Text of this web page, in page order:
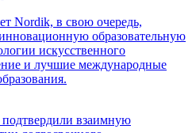
Nordik, в свою очередь,
образовательную
искусственного
и лучшие международные
взаимную